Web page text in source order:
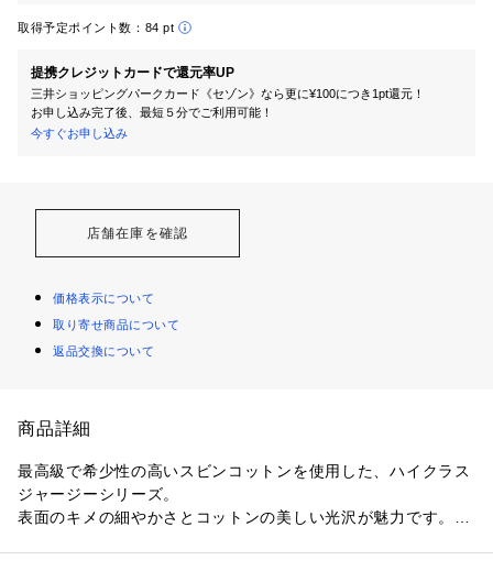
取得予定ポイント数： 84 pt
提携クレジットカードで還元率UP
三井ショッピングパークカード《セゾン》なら更に¥100につき1pt還元！
お申し込み完了後、最短５分でご利用可能！
今すぐお申し込み
店舗在庫を確認
価格表示について
取り寄せ商品について
返品交換について
商品詳細
最高級で希少性の高いスビンコットンを使用した、ハイクラス
ジャージーシリーズ。
表面のキメの細やかさとコットンの美しい光沢が魅力です。